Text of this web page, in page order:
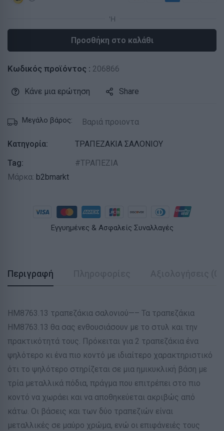
Προσθήκη στο καλάθι
Κωδικός προϊόντος : 206866
Κάνε μια ερώτηση Share
Μεγάλο βάρος: Βαριά προιοντα
Κατηγορία:
ΤΡΑΠΕΖΑΚΙΑ ΣΑΛΟΝΙΟΥ
Tag:
ΤΡΑΠΕΖΙΑ
Μάρκα: b2bmarkt
Εγγυημένες & Ασφαλείς Συναλλαγές
Περιγραφή
ΗΜ8763.13 τραπεζάκια σαλονιού—– Τα τραπεζάκια
ΗΜ8763.13 θα σας ενθουσιάσουν με το στυλ και την
πρακτικότητά τους. Πρόκειται για 2 τραπεζάκια ένα
ψηλότερο κι ένα πιο κοντό με ιδιαίτερο χαρακτηριστικό
ότι το ψηλότερο στηρίζεται σε μια ημικυκλική βάση με
τρία μεταλλικά πόδια, πράγμα που επιτρέπει στο πιο
κοντό να χωράει και να αποθηκεύεται ακριβώς από
κάτω. Οι βάσεις και των δύο τραπεζιών είναι
μεταλλικές σε μαύρο χρώμα, ενώ οι επιφάνειές τους